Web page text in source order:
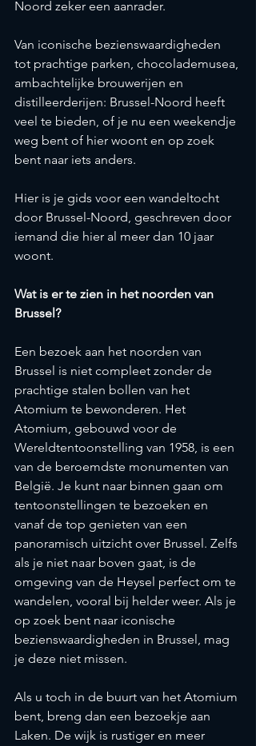
Noord zeker een aanrader.
Van iconische bezienswaardigheden
tot prachtige parken, chocolademusea,
ambachtelijke brouwerijen en
distilleerderijen: Brussel-Noord heeft
veel te bieden, of je nu een weekendje
weg bent of hier woont en op zoek
bent naar iets anders.
Hier is je gids voor een wandeltocht
door Brussel-Noord, geschreven door
iemand die hier al meer dan 10 jaar
woont.
Wat is er te zien in het noorden van
Brussel?
Een bezoek aan het noorden van
Brussel is niet compleet zonder de
prachtige stalen bollen van het
Atomium te bewonderen. Het
Atomium, gebouwd voor de
Wereldtentoonstelling van 1958, is een
van de beroemdste monumenten van
België. Je kunt naar binnen gaan om
tentoonstellingen te bezoeken en
vanaf de top genieten van een
panoramisch uitzicht over Brussel. Zelfs
als je niet naar boven gaat, is de
omgeving van de Heysel perfect om te
wandelen, vooral bij helder weer. Als je
op zoek bent naar iconische
bezienswaardigheden in Brussel, mag
je deze niet missen.
Als u toch in de buurt van het Atomium
bent, breng dan een bezoekje aan
Laken. De wijk is rustiger en meer